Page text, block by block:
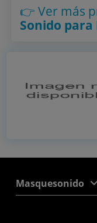
👉 Ver más
Sonido para
Masquesonido